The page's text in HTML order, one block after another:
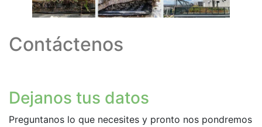
Contáctenos
Dejanos tus datos
Preguntanos lo que necesites y pronto nos pondremos